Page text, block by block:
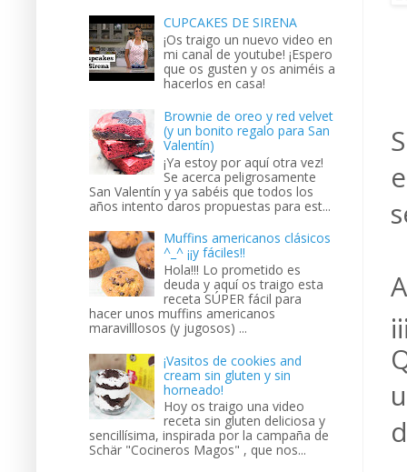
CUPCAKES DE SIRENA
¡Os traigo un nuevo video en
mi canal de youtube! ¡Espero
que os gusten y os animéis a
hacerlos en casa!
Brownie de oreo y red velvet
(y un bonito regalo para San
Valentín)
¡Ya estoy por aquí otra vez!
Se acerca peligrosamente
San Valentín y ya sabéis que todos los
años intento daros propuestas para est...
Muffins americanos clásicos
^_^ ¡¡y fáciles!!
Hola!!! Lo prometido es
deuda y aquí os traigo esta
receta SÚPER fácil para
hacer unos muffins americanos
maravilllosos (y jugosos) ...
¡Vasitos de cookies and
cream sin gluten y sin
horneado!
Hoy os traigo una video
receta sin gluten deliciosa y
sencillísima, inspirada por la campaña de
Schär "Cocineros Magos" , que nos...